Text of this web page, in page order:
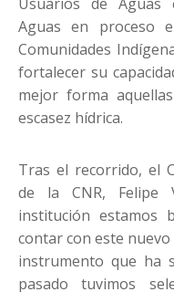
Aguas en proceso
Comunidades
fortalecer su
mejor forma
escasez hídrica.
Tras el recorrido, el
de la CNR, Felipe
institución estamos
contar con este
instrumento que ha
pasado tuvimos